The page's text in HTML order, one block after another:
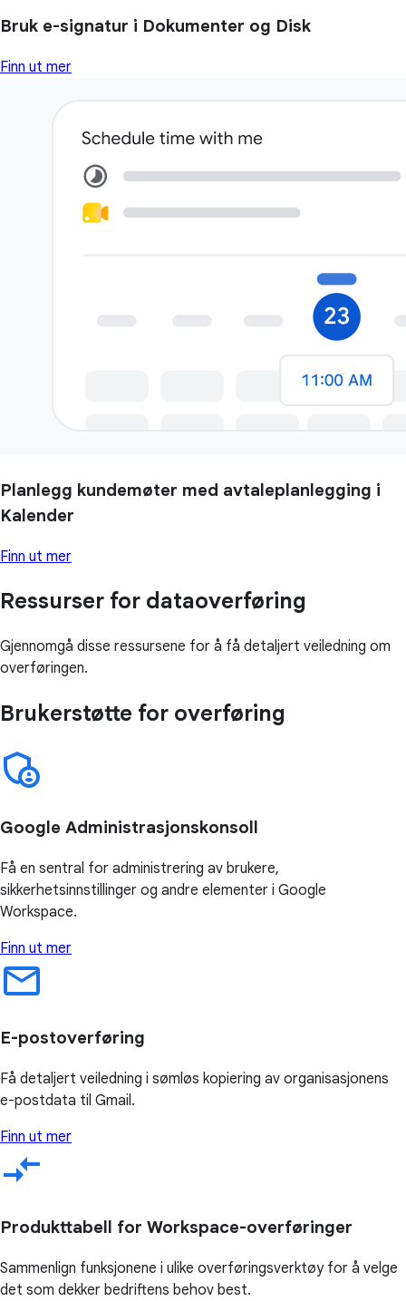
Bruk e-signatur i Dokumenter og Disk
Finn ut mer
Planlegg kundemøter med avtaleplanlegging i
Kalender
Finn ut mer
Ressurser for dataoverføring
Gjennomgå disse ressursene for å få detaljert veiledning om
overføringen.
Brukerstøtte for overføring
Google Administrasjonskonsoll
Få en sentral for administrering av brukere,
sikkerhetsinnstillinger og andre elementer i Google
Workspace.
Finn ut mer
E-postoverføring
Få detaljert veiledning i sømløs kopiering av organisasjonens
e-postdata til Gmail.
Finn ut mer
Produkttabell for Workspace-overføringer
Sammenlign funksjonene i ulike overføringsverktøy for å velge
det som dekker bedriftens behov best.